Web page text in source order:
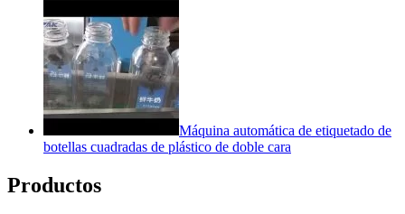
Máquina automática de etiquetado de
botellas cuadradas de plástico de doble cara
Productos